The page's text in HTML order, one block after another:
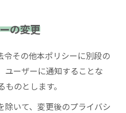
の変更
令その他本ポリシーに別段の
ユーザーに通知することな
のとします。
除いて、変更後のプライバシ